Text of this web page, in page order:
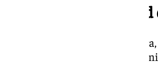
La absoluta
Por su parte, el alcalde de
seguridad» de que con el